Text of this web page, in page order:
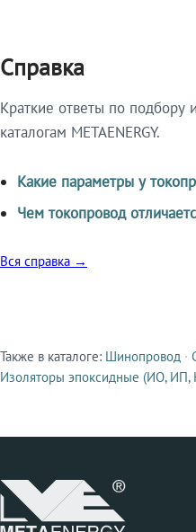
Справка
Краткие ответы по
каталогам METAENERGY.
Какие параметры у
Чем токопровод
Вся справка →
Смежные продукты
Также в каталоге: Шинопровод ·
Изоляторы эпоксидные (ИО,